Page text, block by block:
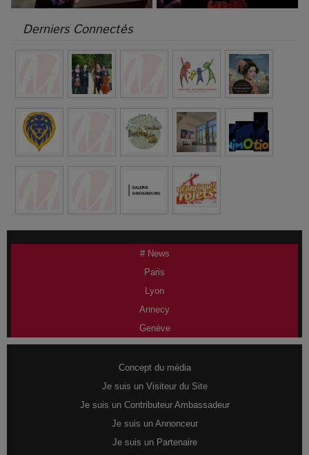
Derniers Connectés
# News
Paris
Lyon
Annecy
Genève
Concept du média
Je suis un Visiteur du Site
Je suis un Contributeur Ambassadeur
Je suis un Annonceur
Je suis un Partenaire